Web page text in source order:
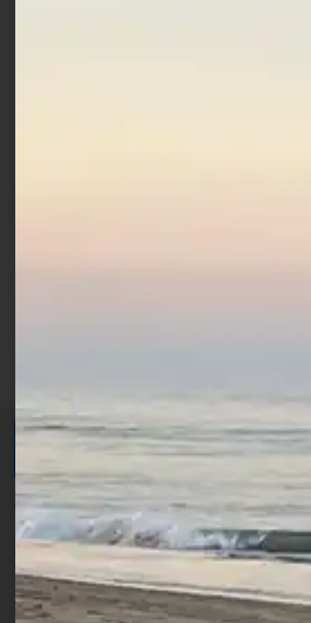
ISCRIVITI E RICEVI 3,50€ DI
SCONTO >
Per ogni acquisto accumuli ulteriori
punti;
Utilizza i punti per ricevere uno
sconto;
I punti sono indicati nella pagina